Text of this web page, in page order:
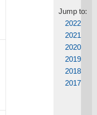
Jump to:
2022
2021
2020
2019
2018
2017